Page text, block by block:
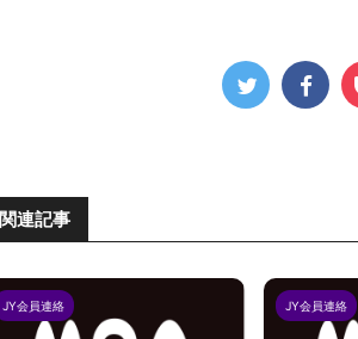
関連記事
JY会員連絡 JY会員連絡